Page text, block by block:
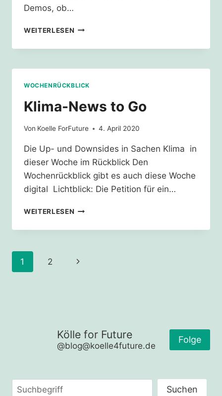
Demos, ob…
WEITERLESEN KLIMAPAKT:
EU
/
PUBLIC
HAVE
SAY
WOCHENRÜCKBLICK
Klima-News to Go
Von Koelle ForFuture 4. April 2020
Die Up- und Downsides in Sachen Klima in
dieser Woche im Rückblick Den
Wochenrückblick gibt es auch diese Woche
digital Lichtblick: Die Petition für ein…
WEITERLESEN KLIMA-
TO
Seitennavigation
1 2
Nächste
Kölle for Future
@blog@koelle4future.de
Folge
Suchen Suchen